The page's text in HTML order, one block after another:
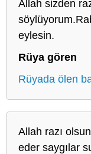
Allah sizden
eylesin.
Rüya gören
Rüyada ölen
Allah razı
eder saygılar